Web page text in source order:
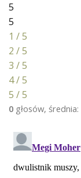
5
5
1 / 5
2 / 5
3 / 5
4 / 5
5 / 5
0 głosów, średnia: